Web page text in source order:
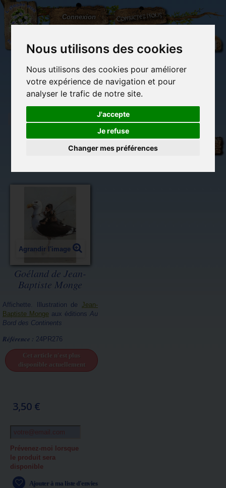
Nous utilisons des cookies
Nous utilisons des cookies pour améliorer
votre expérience de navigation et pour
analyser le trafic de notre site.
J'accepte
Je refuse
Changer mes préférences
L'Arbre
aux
100.000
Connexion Contactez-nous
(vide)
Librairie des
Carterie
originale
Activités
détente et jeux
Objets déco et
Agrandir l'image
Goéland de Jean-
Baptiste Monge
Affichette. Illustration de Jean-
Baptiste Monge aux éditions Au
Bord des Continents
Référence : 24PR276
Cet article n'est plus
disponible actuellement
3,50 €
Prévenez-moi lorsque
le produit sera
disponible
Ajouter à ma liste d'envies